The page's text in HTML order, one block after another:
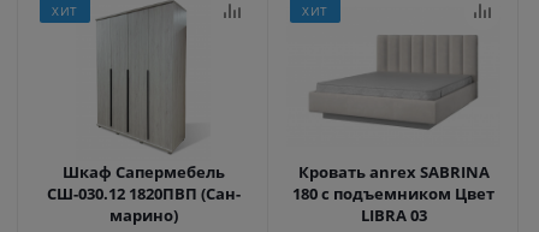
ХИТ
Шкаф Сапермебель
СШ-030.12 1820ПВП (Сан-
марино)
ХИТ
Кровать anrex SABRINA
180 с подъемником Цвет
LIBRA 03